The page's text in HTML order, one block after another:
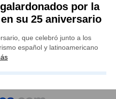
por la
su 25 aniversario
que celebró junto a los
español y latinoamericano